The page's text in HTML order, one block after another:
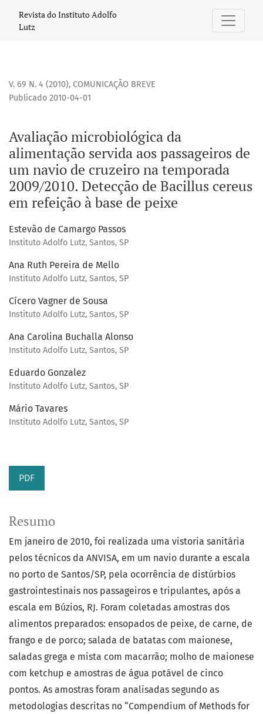
Avaliação microbiológica da alimentação servida aos
Revista do Instituto Adolfo
Lutz
V. 69 N. 4 (2010), COMUNICAÇÃO BREVE
Avaliação microbiológica da
alimentação servida aos passageiros de
um navio de cruzeiro na temporada
2009/2010. Detecção de Bacillus cereus
em refeição à base de peixe
Publicado 2010-04-01
Estevão de Camargo Passos
Instituto Adolfo Lutz, Santos, SP
Ana Ruth Pereira de Mello
Instituto Adolfo Lutz, Santos, SP
Cícero Vagner de Sousa
Instituto Adolfo Lutz, Santos, SP
Ana Carolina Buchalla Alonso
Instituto Adolfo Lutz, Santos, SP
Eduardo Gonzalez
Instituto Adolfo Lutz, Santos, SP
Mário Tavares
Instituto Adolfo Lutz, Santos, SP
PDF
Resumo
Em janeiro de 2010, foi realizada uma vistoria sanitária
pelos técnicos da ANVISA, em um navio durante a escala
no porto de Santos/SP, pela ocorrência de distúrbios
gastrointestinais nos passageiros e tripulantes, após a
escala em Búzios, RJ. Foram coletadas amostras dos
alimentos preparados: ensopados de peixe, de carne, de
frango e de porco; salada de batatas com maionese,
saladas grega e mista com macarrão; molho de maionese
com ketchup e amostras de água potável de cinco
pontos. As amostras foram analisadas segundo as
metodologias descritas no “Compendium of Methods for